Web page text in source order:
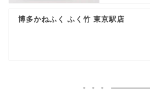
博多かねふく ふく竹 東京駅店